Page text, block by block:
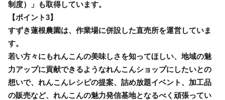
制度）」も取得しています。
【ポイント3】
すずき蓮根農園は、作業場に併設した直売所を運営していま
す。
若い方々にもれんこんの美味しさを知ってほしい、地域の魅
力アップに貢献できるようなれんこんショップにしたいとの
想いで、れんこんレシピの提案、詰め放題イベント、加工品
の販売など、れんこんの魅力発信基地となるべく頑張ってい